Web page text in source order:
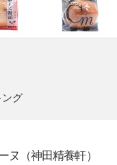
グ
ヌ（神田精養軒）